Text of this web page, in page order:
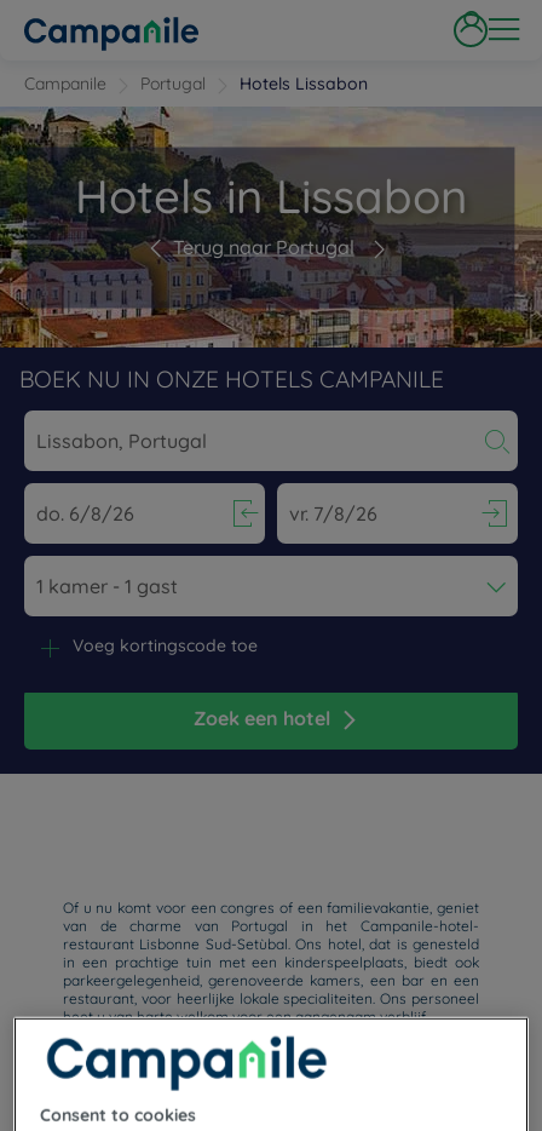
Campanile Portugal Hotels Lissabon
Hotels in Lissabon
Terug naar Portugal
BOEK NU IN ONZE HOTELS CAMPANILE
Navigate forward to interact with the calendar and select a
Navigate backward to interact
Zoek een hotel
Voeg kortingscode toe
Of u nu komt voor een congres of een familievakantie, geniet
van de charme van Portugal in het Campanile-hotel-
restaurant Lisbonne Sud-Setùbal. Ons hotel, dat is genesteld
in een prachtige tuin met een kinderspeelplaats, biedt ook
parkeergelegenheid, gerenoveerde kamers, een bar en een
restaurant, voor heerlijke lokale specialiteiten. Ons personeel
heet u van harte welkom voor een aangenaam verblijf.
Consent to cookies